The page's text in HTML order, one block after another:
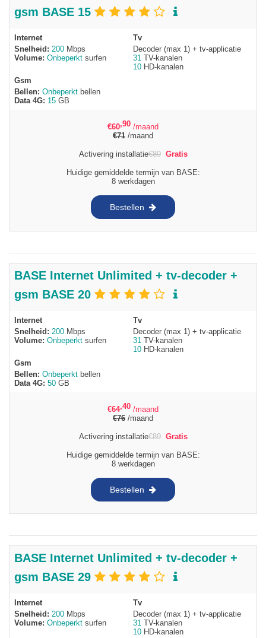
gsm BASE 15
Internet
Snelheid: 200 Mbps
Volume: Onbeperkt surfen
Tv
Decoder (max 1) + tv-applicatie
31 TV-kanalen
10 HD-kanalen
Gsm
Bellen: Onbeperkt bellen
Data 4G: 15 GB
€60,90 /maand
€71 /maand
Activering installatie€89 Gratis
Huidige gemiddelde termijn van BASE:
8 werkdagen
Bestellen
BASE Internet Unlimited + tv-decoder +
gsm BASE 20
Internet
Snelheid: 200 Mbps
Volume: Onbeperkt surfen
Tv
Decoder (max 1) + tv-applicatie
31 TV-kanalen
10 HD-kanalen
Gsm
Bellen: Onbeperkt bellen
Data 4G: 50 GB
€64,40 /maand
€76 /maand
Activering installatie€89 Gratis
Huidige gemiddelde termijn van BASE:
8 werkdagen
Bestellen
BASE Internet Unlimited + tv-decoder +
gsm BASE 29
Internet
Snelheid: 200 Mbps
Volume: Onbeperkt surfen
Tv
Decoder (max 1) + tv-applicatie
31 TV-kanalen
10 HD-kanalen